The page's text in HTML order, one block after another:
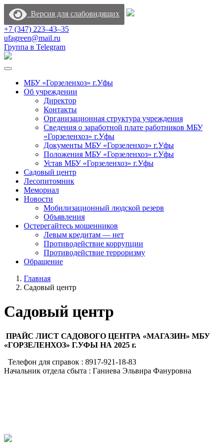
Версия для слабовидящих
+7 (347) 223‒43‒35
ufagreen@mail.ru
Группа в Telegram
МБУ «Горзеленхоз» г.Уфы
Об учреждении
Директор
Контакты
Организационная структура учреждения
Сведения о заработной плате работников МБУ
«Горзеленхоз» г.Уфы
Документы МБУ «Горзеленхоз» г.Уфы
Положения МБУ «Горзеленхоз» г.Уфы
Устав МБУ «Горзеленхоз» г.Уфы
Садовый центр
Лесопитомник
Мемориал
Новости
Мобилизационный людской резерв
Объявления
Остерегайтесь мошенников
Левым кредитам — нет
Противодействие коррупции
Противодействие терроризму
Обращение
Главная
Садовый центр
Садовый центр
ПРАЙС ЛИСТ САДОВОГО ЦЕНТРА «МАГАЗИН» МБУ
«ГОРЗЕЛЕНХОЗ» Г.УФЫ НА 2025 г.
Телефон для справок : 8917-921-18-83
Начальник отдела сбыта : Ганиева Эльвира Фануровна